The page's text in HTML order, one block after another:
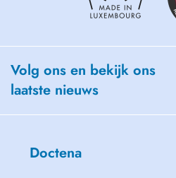
Volg ons en bekijk ons
laatste nieuws
Doctena